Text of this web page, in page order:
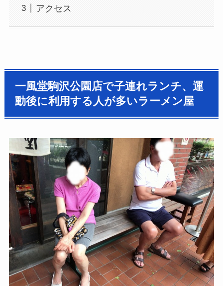
アクセス
一風堂駒沢公園店で子連れランチ、運
動後に利用する人が多いラーメン屋